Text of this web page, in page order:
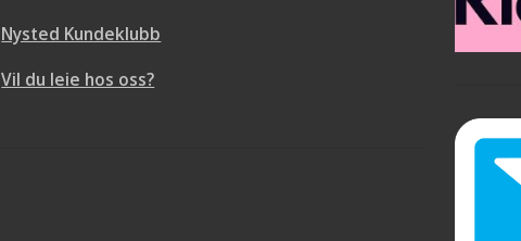
Nysted Kundeklubb
Vil du leie hos oss?